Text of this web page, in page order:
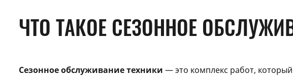
ЧТО ТАКОЕ СЕЗОННОЕ
Сезонное обслуживание техники — это комплекс работ,